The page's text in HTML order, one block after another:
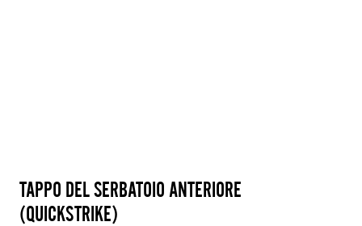
TAPPO DEL SERBATOIO ANTERIORE
(QUICKSTRIKE)